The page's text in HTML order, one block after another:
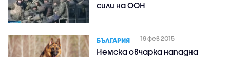
сили на ООН
БЪЛГАРИЯ 19 фев 2015
Немска овчарка нападна